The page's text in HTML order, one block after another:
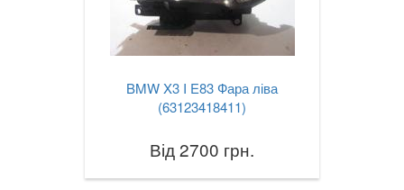
BMW X3 I E83 Фара ліва
(63123418411)
Від 2700 грн.